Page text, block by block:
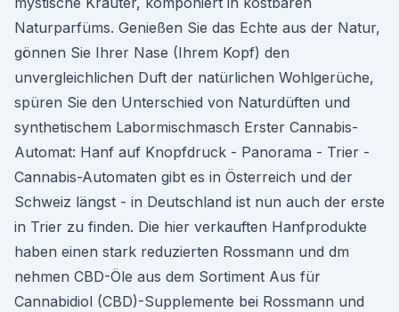
Naturparfüms. Genießen Sie das Echte aus der Natur,
gönnen Sie Ihrer Nase (Ihrem Kopf) den
unvergleichlichen Duft der natürlichen Wohlgerüche,
spüren Sie den Unterschied von Naturdüften und
synthetischem Labormischmasch Erster Cannabis-
Automat: Hanf auf Knopfdruck - Panorama - Trier -
Cannabis-Automaten gibt es in Österreich und der
Schweiz längst - in Deutschland ist nun auch der erste
in Trier zu finden. Die hier verkauften Hanfprodukte
haben einen stark reduzierten Rossmann und dm
nehmen CBD-Öle aus dem Sortiment Aus für
Cannabidiol (CBD)-Supplemente bei Rossmann und